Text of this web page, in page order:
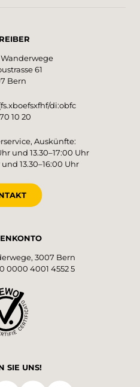
61
Bern
di:obfc
10 20
Auskünfte:
und 13.30–17:00 Uhr
13.30–16:00 Uhr
3007 Bern
0000 4001 4552 5
SIE UNS!